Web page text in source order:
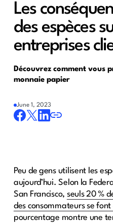
Les
des espèces
entreprises
Découvrez comment vous
monnaie papier
June 1, 2023
Peu de gens utilisent les
aujourd’hui. Selon la
San Francisco, seuls 20 %
des consommateurs se font
pourcentage montre une